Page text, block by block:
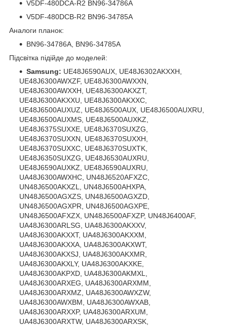
V5DF-480DCA-R2 BN96-34786A
V5DF-480DCB-R2 BN96-34785A
Аналоги планок:
BN96-34786A, BN96-34785A
Підсвітка підійде до моделей:
Samsung: UE48J6590AUX, UE48J6302AKXXH,
UE48J6300AWXZF, UE48J6300AWXXN,
UE48J6300AWXXH, UE48J6300AKXZT,
UE48J6300AKXXU, UE48J6300AKXXC,
UE48J6500AUXUZ, UE48J6500AUX, UE48J6500AUXRU,
UE48J6500AUXMS, UE48J6500AUXKZ,
UE48J6375SUXXE, UE48J6370SUXZG,
UE48J6370SUXXN, UE48J6370SUXXH,
UE48J6370SUXXC, UE48J6370SUXTK,
UE48J6350SUXZG, UE48J6530AUXRU,
UE48J6590AUXKZ, UE48J6590AUXRU,
UA48J6300AWXHC, UN48J6520AFXZC,
UN48J6500AKXZL, UN48J6500AHXPA,
UN48J6500AGXZS, UN48J6500AGXZD,
UN48J6500AGXPR, UN48J6500AGXPE,
UN48J6500AFXZX, UN48J6500AFXZP, UN48J6400AF,
UA48J6300ARLSG, UA48J6300AKXXV,
UA48J6300AKXXT, UA48J6300AKXXM,
UA48J6300AKXXA, UA48J6300AKXWT,
UA48J6300AKXSJ, UA48J6300AKXMR,
UA48J6300AKXLY, UA48J6300AKXKE,
UA48J6300AKPXD, UA48J6300AKMXL,
UA48J6300ARXEG, UA48J6300ARXMM,
UA48J6300ARXMZ, UA48J6300AWXZW,
UA48J6300AWXBM, UA48J6300AWXAB,
UA48J6300ARXXP, UA48J6300ARXUM,
UA48J6300ARXTW, UA48J6300ARXSK,